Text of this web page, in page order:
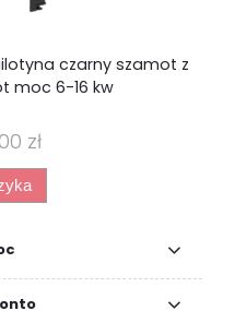
czarny szamot z
moc 6-16 kw
zł